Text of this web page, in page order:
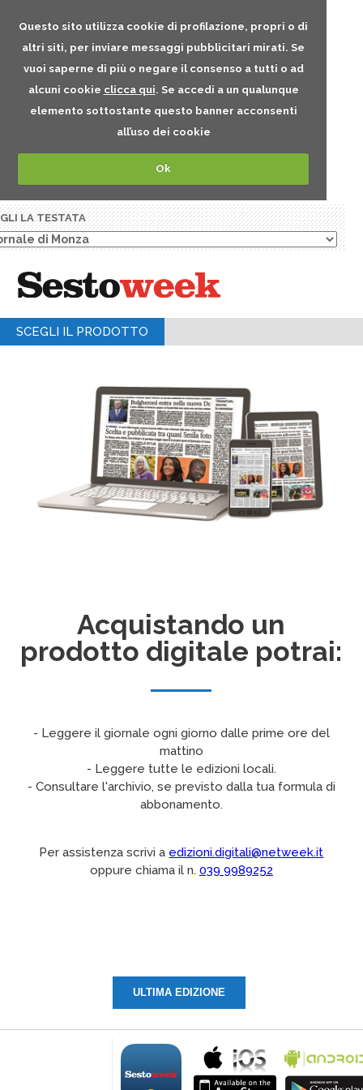
Questo sito utilizza cookie di profilazione, propri o di
altri siti, per inviare messaggi pubblicitari mirati. Se
vuoi saperne di più o negare il consenso a tutti o ad
alcuni cookie clicca qui. Se accedi a un qualunque
elemento sottostante questo banner acconsenti
all’uso dei cookie
Ok
LA TESTATA
SCEGLI IL PRODOTTO
Acquistando un
prodotto digitale potrai:
- Leggere il giornale ogni giorno dalle prime ore del
mattino
- Leggere tutte le edizioni locali.
- Consultare l'archivio, se previsto dalla tua formula di
abbonamento.
Per assistenza scrivi a edizioni.digitali@netweek.it
oppure chiama il n. 039 9989252
ULTIMA EDIZIONE